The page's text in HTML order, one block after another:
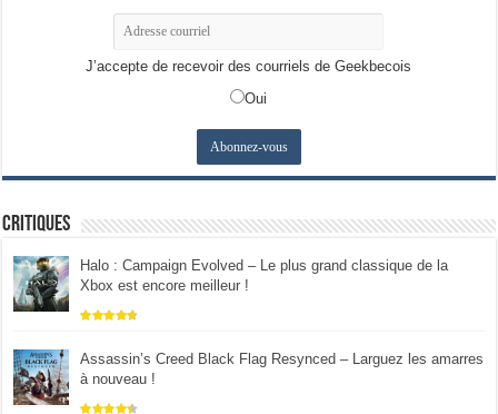
J’accepte de recevoir des courriels de Geekbecois
Oui
Critiques
Halo : Campaign Evolved – Le plus grand classique de la
Xbox est encore meilleur !
Assassin’s Creed Black Flag Resynced – Larguez les amarres
à nouveau !